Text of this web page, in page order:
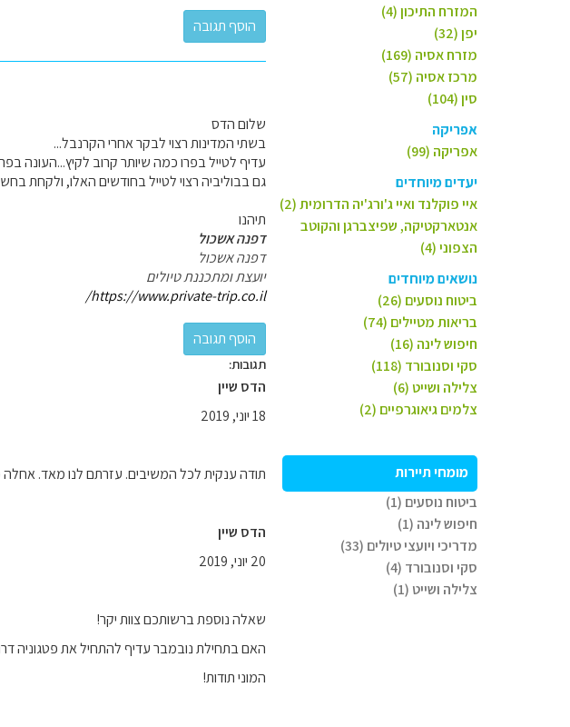
המזרח התיכון (4)
יפן (32)
מזרח אסיה (169)
מרכז אסיה (57)
סין (104)
אפריקה
אפריקה (99)
יעדים מיוחדים
איי פוקלנד ואיי ג'ורג'יה הדרומית (2)
אנטארקטיקה, שפיצברגן והקוטב
הצפוני (4)
נושאים מיוחדים
ביטוח נוסעים (26)
בריאות מטיילים (74)
חיפוש לינה (16)
סקי וסנובורד (118)
צלילה ושייט (6)
צלמים גיאוגרפיים (2)
מומחי תיירות
ביטוח נוסעים (1)
חיפוש לינה (1)
מדריכי ויועצי טיולים (33)
סקי וסנובורד (4)
צלילה ושייט (1)
שלום הדס
בשתי המדינות רצוי לבקר אחרי הקרנבל...
עדיף לטייל בפרו כמה שיותר קרוב לקיץ...העונה
גם בבוליביה רצוי לטייל בחודשים האלו, ולקחת
תיהנו
דפנה אשכול
דפנה אשכול
יועצת ומתכננת טיולים
https://www.private-trip.co.il/
תגובות:
הדס שיין
18 יוני, 2019
תודה ענקית לכל המשיבים. עזרתם לנו מאד. אחלה
הדס שיין
20 יוני, 2019
שאלה נוספת ברשותכם צוות יקר!
האם בתחילת נובמבר עדיף להתחיל את פטגוניה
המוני תודות!